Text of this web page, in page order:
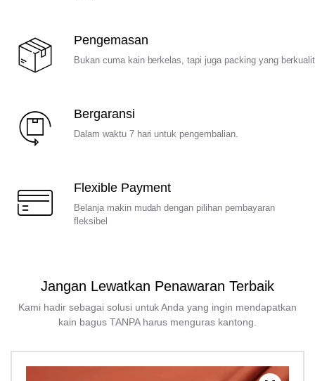
Pengemasan
Bukan cuma kain berkelas, tapi juga packing yang
Bergaransi
Dalam waktu 7 hari untuk pengembalian.
Flexible Payment
Belanja makin mudah dengan pilihan pembayaran
fleksibel
Jangan Lewatkan Penawaran Terbaik
Kami hadir sebagai solusi untuk Anda yang ingin mendapatkan
kain bagus TANPA harus menguras kantong.